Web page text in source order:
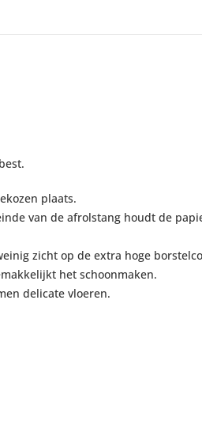
plaats.
van de afrolstang houdt de
zicht op de extra hoge
het schoonmaken.
delicate vloeren.